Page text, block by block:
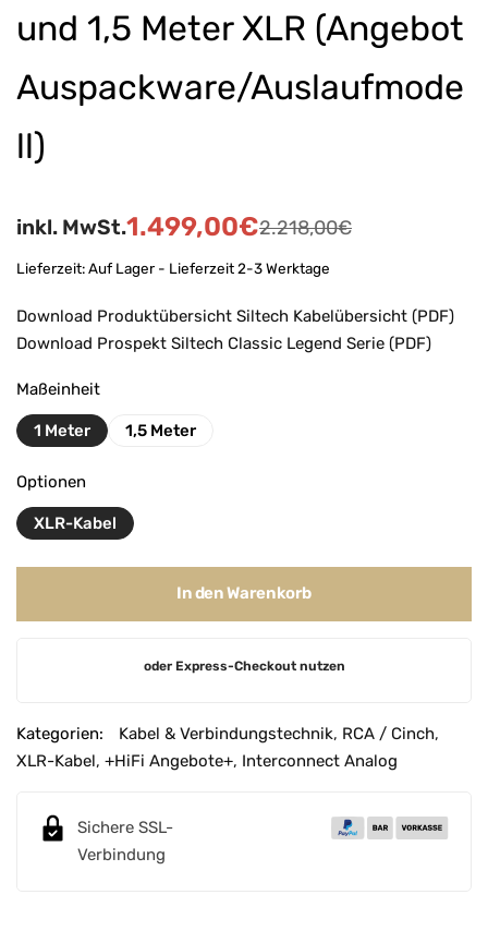
und 1,5 Meter XLR (Angebot
Auspackware/Auslaufmode
ll)
2.218,00€
1.499,00€
inkl. MwSt.
Lieferzeit:Auf Lager - Lieferzeit 2-3 Werktage
Download Produktübersicht Siltech Kabelübersicht (PDF)
Download Prospekt Siltech Classic Legend Serie (PDF)
Maßeinheit
1 Meter 1,5 Meter
Optionen
XLR-Kabel
In den Warenkorb
e
r
oder Express-Checkout nutzen
Kategorien: Kabel & Verbindungstechnik, RCA / Cinch,
XLR-Kabel, +HiFi Angebote+, Interconnect Analog
Sichere SSL-
Verbindung